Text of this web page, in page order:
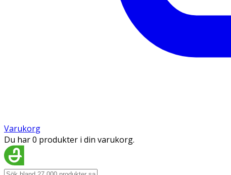
Varukorg
Du har 0 produkter i din varukorg.